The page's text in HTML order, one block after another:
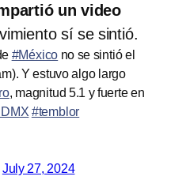
un video
sí se sintió.
#México no se sintió el
Y estuvo algo largo
, magnitud 5.1 y fuerte en
#temblor
July 27, 2024